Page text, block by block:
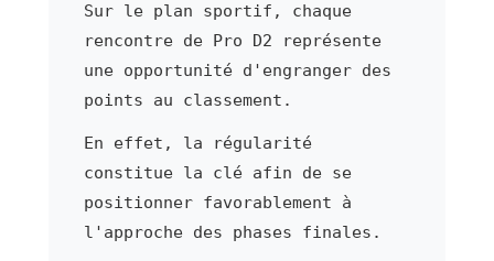
Sur le plan sportif, chaque
rencontre de Pro D2 représente
une opportunité d'engranger des
points au classement.
En effet, la régularité
constitue la clé afin de se
positionner favorablement à
l'approche des phases finales.